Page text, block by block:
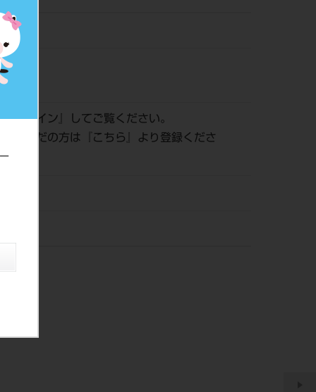
14
『ログイン 』してご覧ください。
がまだの方は『
こちら
』より登録くださ